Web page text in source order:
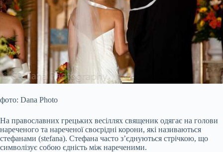
фото: Dana Photo
На православних грецьких весіллях священик одягає на голови
нареченого та нареченої своєрідні корони, які називаються
стефанами (stefana). Стефана часто з’єднуються стрічкою, що
символізує собою єдність між нареченими.